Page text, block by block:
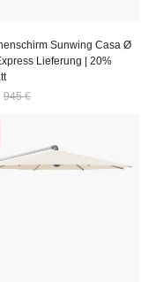
Sunwing Casa Ø
Lieferung | 20%
945 €